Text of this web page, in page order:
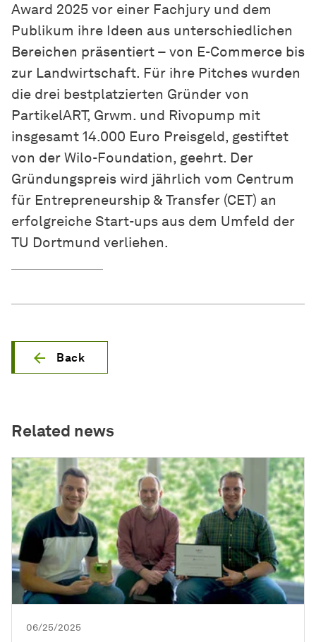
Award 2025 vor einer Fachjury und dem
Publikum ihre Ideen aus unterschiedlichen
Bereichen präsentiert – von E-Commerce bis
zur Landwirtschaft. Für ihre Pitches wurden
die drei bestplatzierten Gründer von
PartikelART, Grwm. und Rivopump mit
insgesamt 14.000 Euro Preisgeld, gestiftet
von der Wilo-Foundation, geehrt. Der
Gründungspreis wird jährlich vom Centrum
für Entrepreneurship & Transfer (CET) an
erfolgreiche Start-ups aus dem Umfeld der
TU Dortmund verliehen.
Back
Related news
06/25/2025